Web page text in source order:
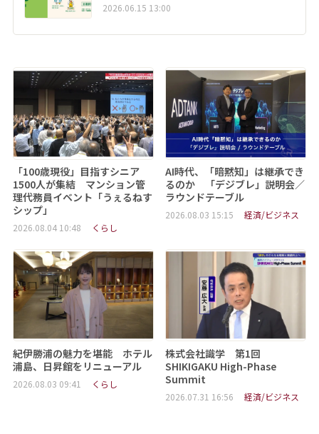
2026.06.15 13:00
「100歳現役」目指すシニア
1500人が集結 マンション管
理代務員イベント「うぇるねす
シップ」
2026.08.04 10:48 くらし
AI時代、「暗黙知」は継承でき
るのか 「デジブレ」説明会／
ラウンドテーブル
2026.08.03 15:15 経済/ビジネス
紀伊勝浦の魅力を堪能 ホテル
浦島、日昇館をリニューアル
2026.08.03 09:41 くらし
株式会社識学 第1回
SHIKIGAKU High-Phase
Summit
2026.07.31 16:56 経済/ビジネス